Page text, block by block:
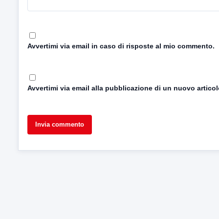
Avvertimi via email in caso di risposte al mio commento.
Avvertimi via email alla pubblicazione di un nuovo